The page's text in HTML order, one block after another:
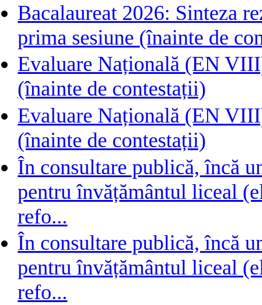
Bacalaureat 2026: Sinteza
prima sesiune (înainte de
Evaluare Națională (EN
(înainte de contestații)
Evaluare Națională (EN
(înainte de contestații)
În consultare publică, încă
pentru învățământul liceal
refo...
În consultare publică, încă
pentru învățământul liceal
refo...